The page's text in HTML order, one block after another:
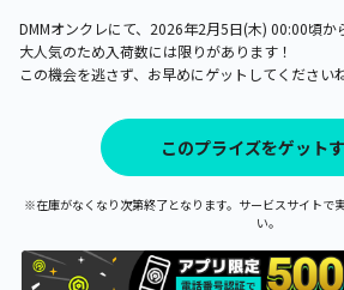
DMMオンクレにて、2026年2月5日(木) 00:00頃か
大人気のため入荷数には限りがあります！
この機会を逃さず、お早めにゲットしてください
このプライズをゲット
※在庫がなくなり次第終了となります。サービスサイトで
い。